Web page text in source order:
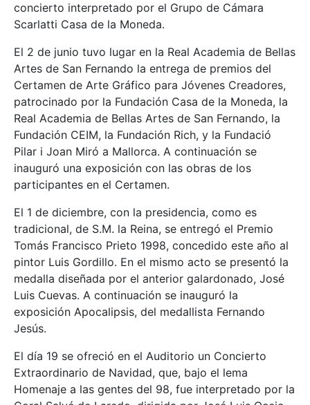
concierto interpretado por el Grupo de Cámara
Scarlatti Casa de la Moneda.
El 2 de junio tuvo lugar en la Real Academia de Bellas
Artes de San Fernando la entrega de premios del
Certamen de Arte Gráfico para Jóvenes Creadores,
patrocinado por la Fundación Casa de la Moneda, la
Real Academia de Bellas Artes de San Fernando, la
Fundación CEIM, la Fundación Rich, y la Fundació
Pilar i Joan Miró a Mallorca. A continuación se
inauguró una exposición con las obras de los
participantes en el Certamen.
El 1 de diciembre, con la presidencia, como es
tradicional, de S.M. la Reina, se entregó el Premio
Tomás Francisco Prieto 1998, concedido este año al
pintor Luis Gordillo. En el mismo acto se presentó la
medalla diseñada por el anterior galardonado, José
Luis Cuevas. A continuación se inauguró la
exposición Apocalipsis, del medallista Fernando
Jesús.
El día 19 se ofreció en el Auditorio un Concierto
Extraordinario de Navidad, que, bajo el lema
Homenaje a las gentes del 98, fue interpretado por la